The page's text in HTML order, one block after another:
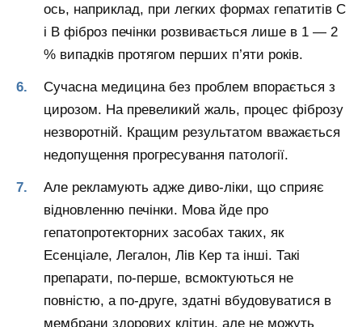
ось, наприклад, при легких формах гепатитів C
і B фіброз печінки розвивається лише в 1 — 2
% випадків протягом перших п’яти років.
Сучасна медицина без проблем впорається з
цирозом. На превеликий жаль, процес фіброзу
незворотній. Кращим результатом вважається
недопущення прогресування патології.
Але рекламують адже диво-ліки, що сприяє
відновленню печінки. Мова йде про
гепатопротекторних засобах таких, як
Есенціале, Легалон, Лів Кер та інші. Такі
препарати, по-перше, всмоктуються не
повністю, а по-друге, здатні вбудовуватися в
мембрани здорових клітин, але не можуть